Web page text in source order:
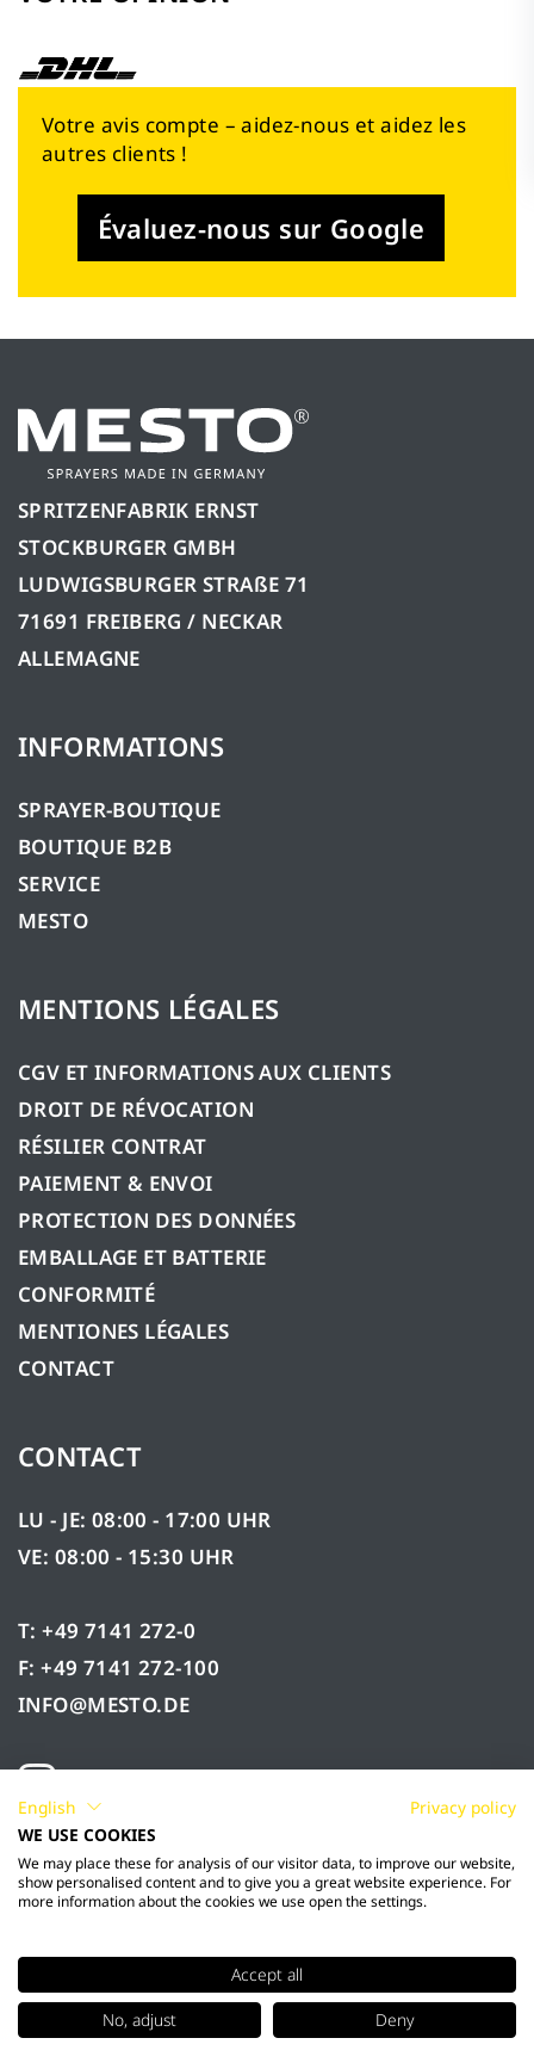
Votre avis compte – aidez-nous et aidez les
autres clients !
Évaluez-nous sur Google
SPRITZENFABRIK ERNST
STOCKBURGER GMBH
LUDWIGSBURGER STRAßE 71
71691 FREIBERG / NECKAR
ALLEMAGNE
INFORMATIONS
SPRAYER-BOUTIQUE
BOUTIQUE B2B
SERVICE
MESTO
MENTIONS LÉGALES
CGV ET INFORMATIONS AUX CLIENTS
DROIT DE RÉVOCATION
RÉSILIER CONTRAT
PAIEMENT & ENVOI
PROTECTION DES DONNÉES
EMBALLAGE ET BATTERIE
CONFORMITÉ
MENTIONES LÉGALES
CONTACT
CONTACT
LU - JE: 08:00 - 17:00 UHR
VE: 08:00 - 15:30 UHR
T: +49 7141 272-0
F: +49 7141 272-100
INFO@MESTO.DE
© 2026 Mesto Spritzenfabrik Ernst Stockburger
GmbH
English
Privacy policy
WE USE COOKIES
We may place these for analysis of our visitor data, to improve our website,
show personalised content and to give you a great website experience. For
more information about the cookies we use open the settings.
Accept all
No, adjust
Deny